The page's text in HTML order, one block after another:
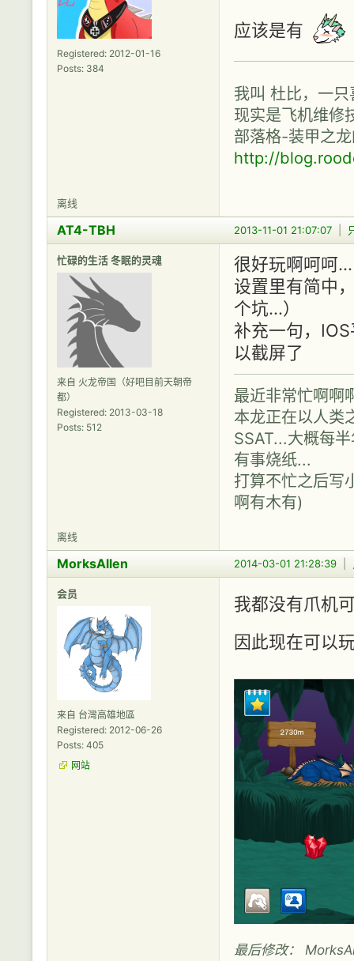
Registered: 2012-01-16
Posts: 384
应该是有
我叫 杜比，一
现实是飞机维修
部落格-装甲之
http://
离线
2013-11-01 21:07:07
AT4-TBH
忙碌的生活 冬眠的灵魂
来自 火龙帝国（好吧目前天朝帝
都）
Registered: 2013-03-18
Posts: 512
很好玩啊呵呵
设置里有简中
个坑...）
补充一句，
以截屏了
最近非常忙啊啊
本龙正在以人类
SSAT...大概每
有事烧纸...
打算不忙之后写
啊有木有)
离线
2014-03-01 21:28:39
MorksAllen
会员
来自 台灣高雄地區
Registered: 2012-06-26
Posts: 405
网站
我都没有爪机
因此现在可以
最后修改：